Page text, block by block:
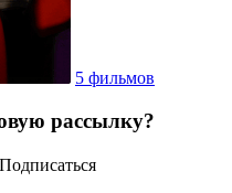
5 фильмов
рассылку?
Подписаться